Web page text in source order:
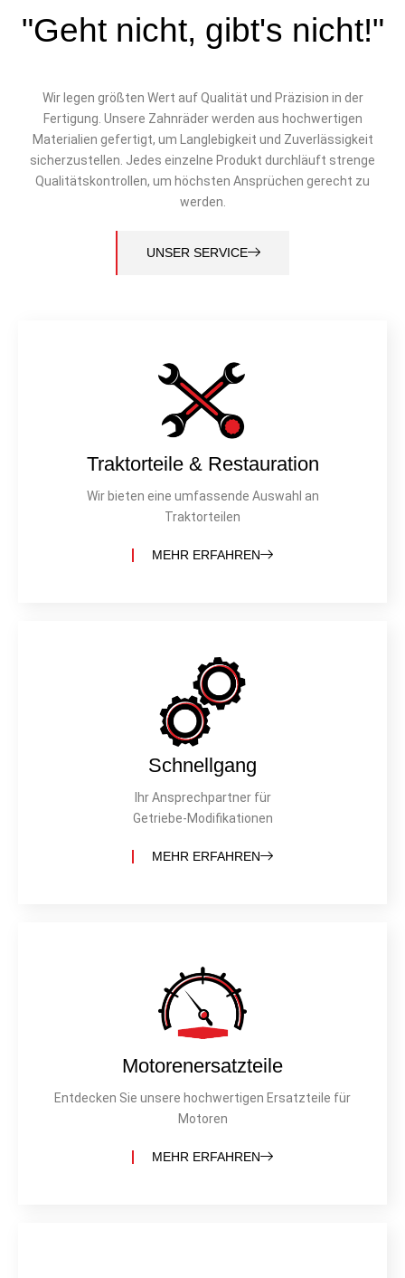
"Geht nicht, gibt's nicht!"
Wir legen größten Wert auf Qualität und Präzision in der
Fertigung. Unsere Zahnräder werden aus hochwertigen
Materialien gefertigt, um Langlebigkeit und Zuverlässigkeit
sicherzustellen. Jedes einzelne Produkt durchläuft strenge
Qualitätskontrollen, um höchsten Ansprüchen gerecht zu
werden.
UNSER SERVICE
Traktorteile & Restauration
Wir bieten eine umfassende Auswahl an
Traktorteilen
MEHR ERFAHREN
Schnellgang
Ihr Ansprechpartner für
Getriebe-Modifikationen
MEHR ERFAHREN
Motorenersatzteile
Entdecken Sie unsere hochwertigen Ersatzteile für
Motoren
MEHR ERFAHREN